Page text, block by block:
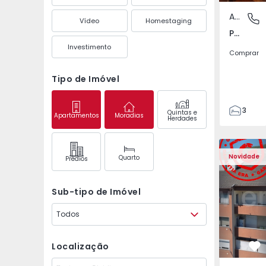
Vídeo Homestaging
Investimento
Tipo de Imóvel
Apartamentos Moradias Quintas e
Herdades
Prédios Quarto
Sub-tipo de Imóvel
Todos
Localização
Póvoa
Apartamento
Póvoa de Varzim, Beiriz e Argivai, Porto
Comprar
3
138
153
2
Novidade
Apartamento T2